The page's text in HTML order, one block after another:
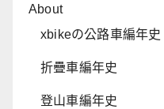
About
xbikeの公路車編年史
折疊車編年史
登山車編年史